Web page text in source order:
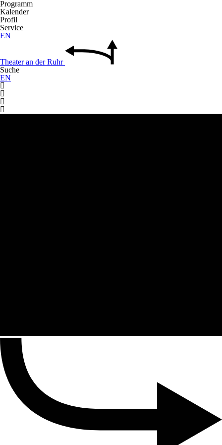
Programm
Kalender
Profil
Service
EN
Theateran derRuhr
Suche
EN



